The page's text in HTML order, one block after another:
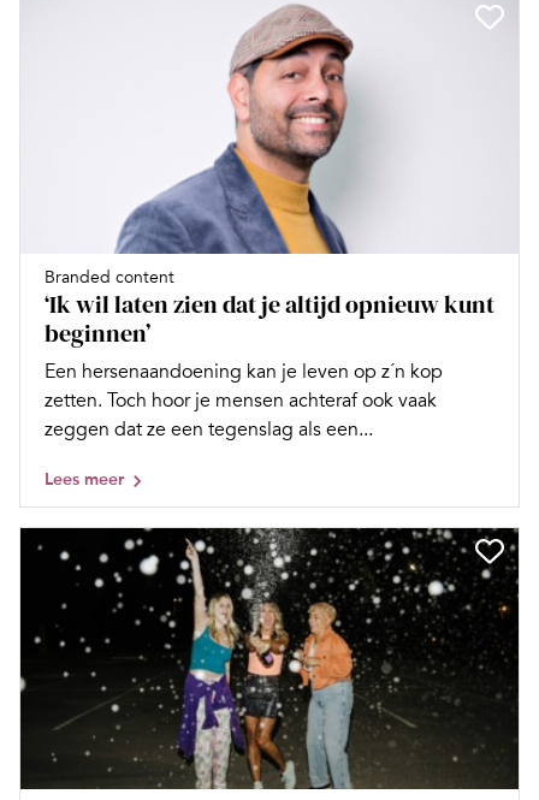
Branded content
‘Ik wil laten zien dat je altijd opnieuw kunt
beginnen’
Een hersenaandoening kan je leven op z´n kop
zetten. Toch hoor je mensen achteraf ook vaak
zeggen dat ze een tegenslag als een...
Lees meer